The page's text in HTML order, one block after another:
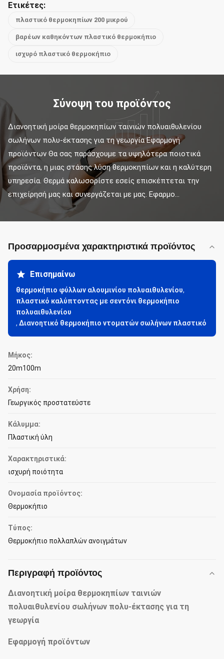
Ετικέτες:
πλαστικό θερμοκηπίων 200 μικρού
βαρέων καθηκόντων πλαστικό θερμοκήπιο
ισχυρό πλαστικό θερμοκήπιο
Σύνοψη του προϊόντος
Διανοητική μοίρα θερμοκηπίων ταινιών πολυαιθυλενίου
σωλήνων πολυ-έκτασης για τη γεωργία Εφαρμογή
προϊόντων Θα σας παράσχουμε τα υψηλότερα ποιοτικά
προϊόντα, η μιας στάσης λύση θερμοκηπίων και η καλύτερη
υπηρεσία. Θερμά καλωσορίστε εσείς επισκέπτεται την
επιχείρησή μας και συνεργάζεται με μας. Εφαρμο...
Προσαρμοσμένα χαρακτηριστικά προϊόντος
Επισημαίνω
θερμοκήπιο φύλλων αλουμινίου πολυαιθυλενίου,
πλαστικό καλύπτοντας με σεντόνι θερμοκήπιο
πολυαιθυλενίου
, Διανοητικό θερμοκήπιο ντοματών σωλήνων πλαστικό
Μήκος:
20m100m
Χρήση:
Γεωργικός προστατεύστε
Κάλυμμα:
Πλαστική ύλη
Χαρακτηριστικά:
ισχυρή ποιότητα
Ονομασία προϊόντος:
Θερμοκήπιο
Τύπος:
Θερμοκήπιο πολλαπλών ανοιγμάτων
Περιγραφή προϊόντος
Διανοητική μοίρα θερμοκηπίων ταινιών
πολυαιθυλενίου σωλήνων πολυ-έκτασης για τη
γεωργία
Εφαρμογή προϊόντων